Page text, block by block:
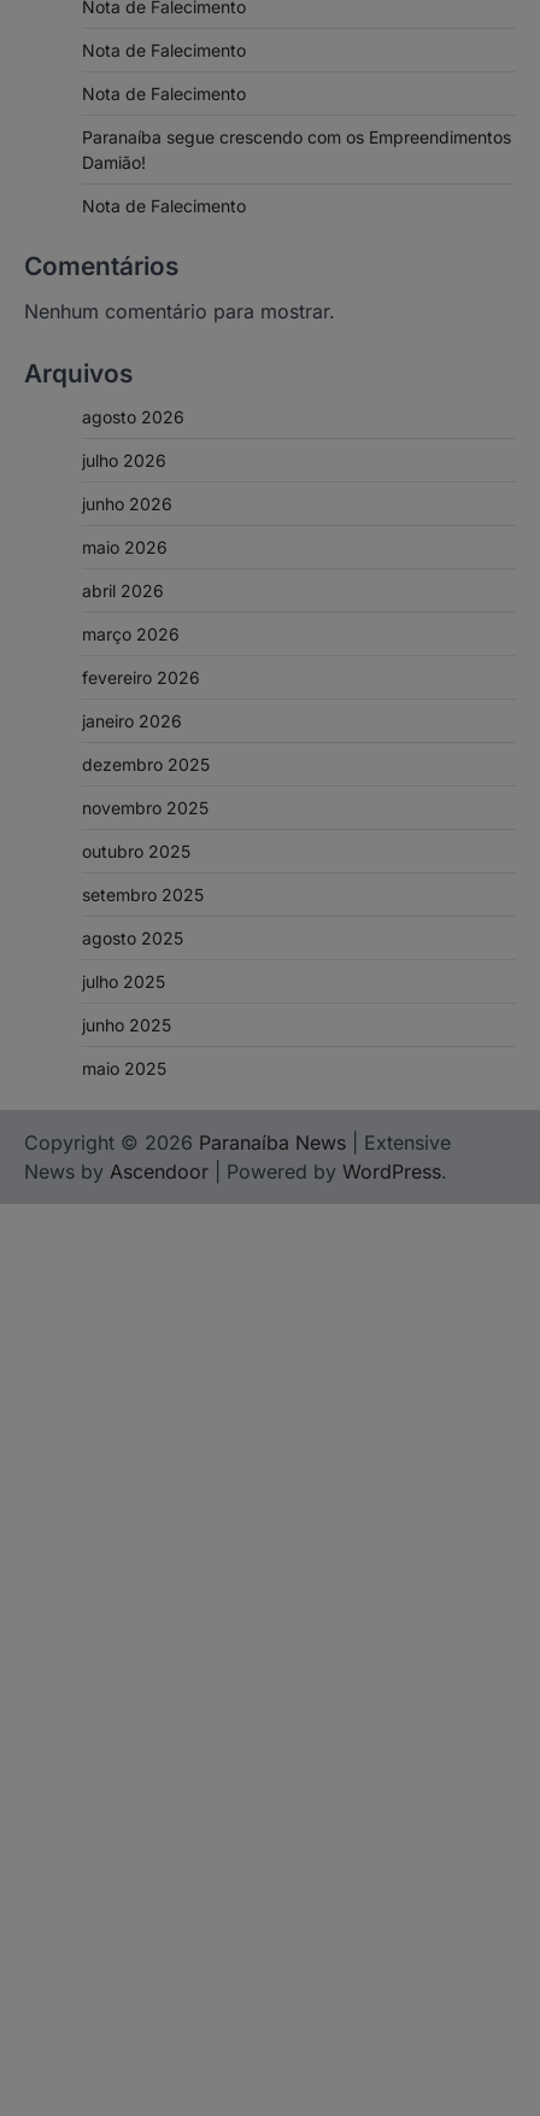
Nota de Falecimento
Nota de Falecimento
Nota de Falecimento
Paranaíba segue crescendo com os Empreendimentos
Damião!
Nota de Falecimento
Comentários
Nenhum comentário para mostrar.
Arquivos
agosto 2026
julho 2026
junho 2026
maio 2026
abril 2026
março 2026
fevereiro 2026
janeiro 2026
dezembro 2025
novembro 2025
outubro 2025
setembro 2025
agosto 2025
julho 2025
junho 2025
maio 2025
Copyright © 2026 Paranaíba News | Extensive
News by Ascendoor | Powered by WordPress.